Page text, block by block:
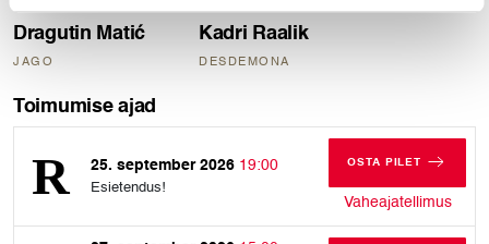
Dragutin Matić
JAGO
Kadri Raalik
DESDEMONA
Toimumise ajad
25. september 2026 19:00
Esietendus!
OSTA PILET
Vaheajatellimus